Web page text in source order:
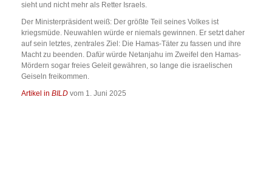
sieht und nicht mehr als Retter Israels.
Der Ministerpräsident weiß: Der größte Teil seines Volkes ist
kriegsmüde. Neuwahlen würde er niemals gewinnen. Er setzt daher
auf sein letztes, zentrales Ziel: Die Hamas-Täter zu fassen und ihre
Macht zu beenden. Dafür würde Netanjahu im Zweifel den Hamas-
Mördern sogar freies Geleit gewähren, so lange die israelischen
Geiseln freikommen.
Artikel in BILD vom 1. Juni 2025